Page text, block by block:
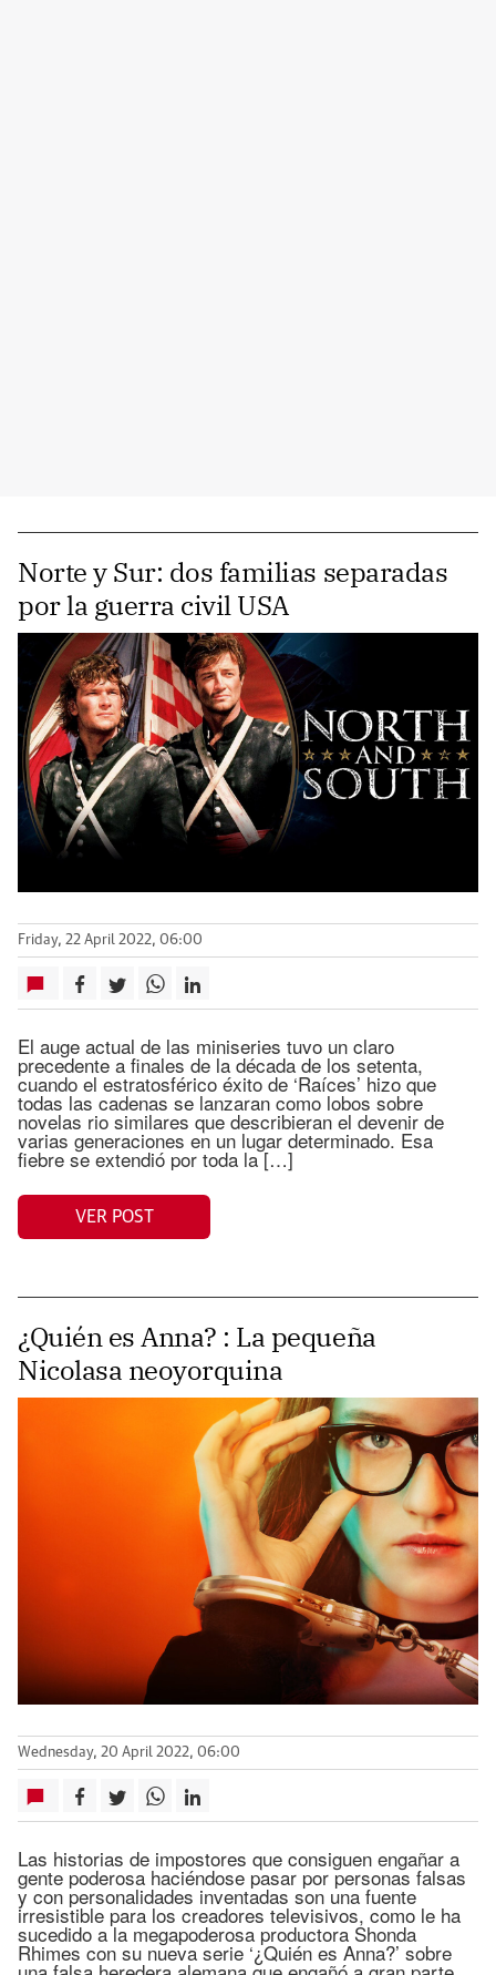
Norte y Sur: dos familias separadas
por la guerra civil USA
Friday, 22 April 2022, 06:00
El auge actual de las miniseries tuvo un claro
precedente a finales de la década de los setenta,
cuando el estratosférico éxito de ‘Raíces’ hizo que
todas las cadenas se lanzaran como lobos sobre
novelas rio similares que describieran el devenir de
varias generaciones en un lugar determinado. Esa
fiebre se extendió por toda la […]
VER POST
¿Quién es Anna? : La pequeña
Nicolasa neoyorquina
Wednesday, 20 April 2022, 06:00
Las historias de impostores que consiguen engañar a
gente poderosa haciéndose pasar por personas falsas
y con personalidades inventadas son una fuente
irresistible para los creadores televisivos, como le ha
sucedido a la megapoderosa productora Shonda
Rhimes con su nueva serie ‘¿Quién es Anna?’ sobre